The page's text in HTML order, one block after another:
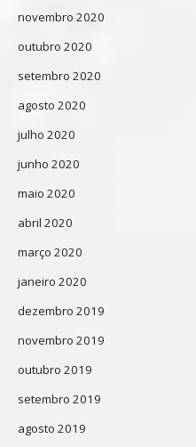
novembro 2020
outubro 2020
setembro 2020
agosto 2020
julho 2020
junho 2020
maio 2020
abril 2020
março 2020
janeiro 2020
dezembro 2019
novembro 2019
outubro 2019
setembro 2019
agosto 2019